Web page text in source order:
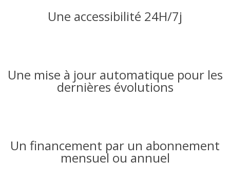
Une accessibilité 24H/7j
Une mise à jour automatique pour les
dernières évolutions
Un financement par un abonnement
mensuel ou annuel